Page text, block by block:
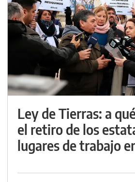
Ley de Tierras: a
el retiro de los
lugares de trabajo